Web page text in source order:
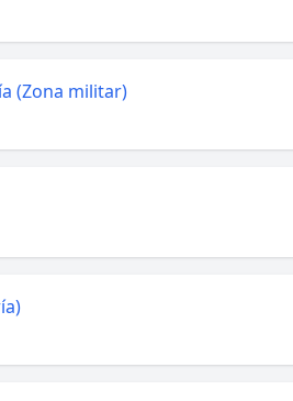
(Zona militar)